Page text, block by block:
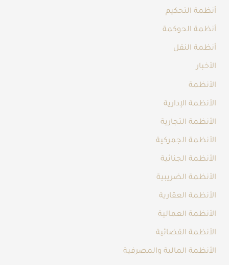
أنظمة التحكيم
أنظمة الحوكمة
أنظمة النقل
الأخبار
الأنظمة
الأنظمة الإدارية
الأنظمة التجارية
الأنظمة الجمركية
الأنظمة الجنائية
الأنظمة الضريبية
الأنظمة العقارية
الأنظمة العمالية
الأنظمة القضائية
الأنظمة المالية والمصرفية